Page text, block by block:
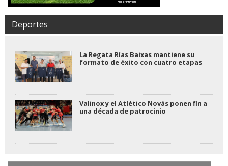
Deportes
La Regata Rías Baixas mantiene su
formato de éxito con cuatro etapas
Valinox y el Atlético Novás ponen fin a
una década de patrocinio